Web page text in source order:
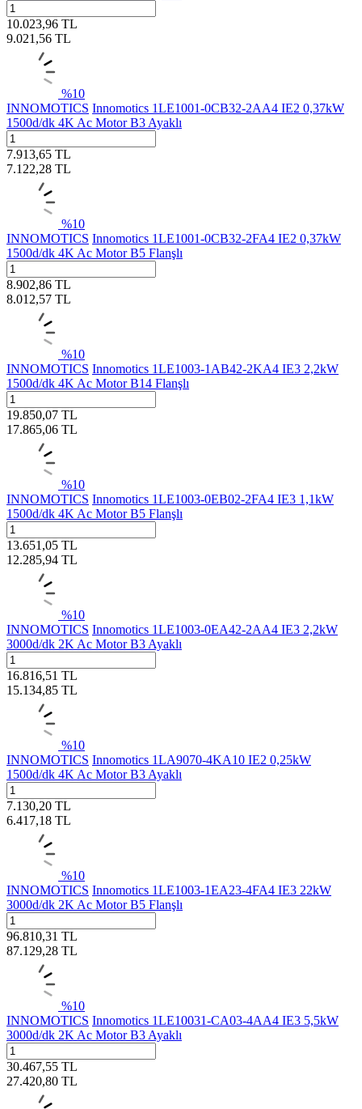
10.023,96 TL
9.021,56 TL
%10
INNOMOTICS Innomotics 1LE1001-0CB32-2AA4 IE2 0,37kW
1500d/dk 4K Ac Motor B3 Ayaklı
7.913,65 TL
7.122,28 TL
%10
INNOMOTICS Innomotics 1LE1001-0CB32-2FA4 IE2 0,37kW
1500d/dk 4K Ac Motor B5 Flanşlı
8.902,86 TL
8.012,57 TL
%10
INNOMOTICS Innomotics 1LE1003-1AB42-2KA4 IE3 2,2kW
1500d/dk 4K Ac Motor B14 Flanşlı
19.850,07 TL
17.865,06 TL
%10
INNOMOTICS Innomotics 1LE1003-0EB02-2FA4 IE3 1,1kW
1500d/dk 4K Ac Motor B5 Flanşlı
13.651,05 TL
12.285,94 TL
%10
INNOMOTICS Innomotics 1LE1003-0EA42-2AA4 IE3 2,2kW
3000d/dk 2K Ac Motor B3 Ayaklı
16.816,51 TL
15.134,85 TL
%10
INNOMOTICS Innomotics 1LA9070-4KA10 IE2 0,25kW
1500d/dk 4K Ac Motor B3 Ayaklı
7.130,20 TL
6.417,18 TL
%10
INNOMOTICS Innomotics 1LE1003-1EA23-4FA4 IE3 22kW
3000d/dk 2K Ac Motor B5 Flanşlı
96.810,31 TL
87.129,28 TL
%10
INNOMOTICS Innomotics 1LE10031-CA03-4AA4 IE3 5,5kW
3000d/dk 2K Ac Motor B3 Ayaklı
30.467,55 TL
27.420,80 TL